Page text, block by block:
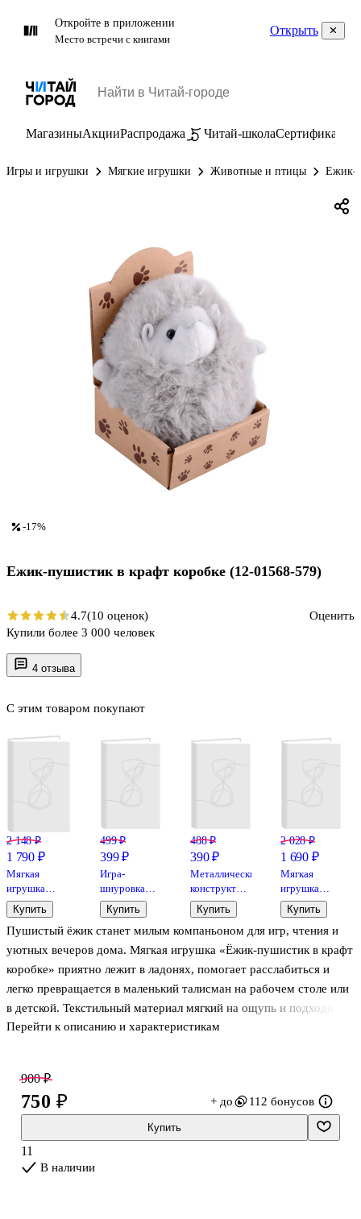
Откройте в приложении
Место встречи с книгами
Открыть
МагазиныАкцииРаспродажа Читай-школаСертификаты
Игры и игрушки Мягкие игрушки Животные и птицы Ежик-
4 отзыва
Пушистый ёжик станет милым компаньоном для игр, чтения и
уютных вечеров дома. Мягкая игрушка «Ёжик-пушистик в крафт
коробке» приятно лежит в ладонях, помогает расслабиться и
легко превращается в маленький талисман на рабочем столе или
в детской. Текстильный материал мягкий на ощупь и подходит
для бережных объятий. Крафт-коробка делает игрушку
порадует и ребёнка, и взрослого любителя зверят.
Перейти к описанию и характеристикам
С этим товаром покупают
2 148 ₽
1 790 ₽
Мягкая
игрушка
Пингвинчик
(35х35) (12-
F1-76-SP16)
Купить
499 ₽
399 ₽
Игра-
шнуровка
«Оленёнок»
Купить
488 ₽
390 ₽
Металлический
конструктор
«Погрузчик»,
Десятое
королевство
Купить
2 028 ₽
1 690 ₽
Мягкая
игрушка
"Котик
пятнистый",
30см
Купить
-17%
Ежик-пушистик в крафт коробке (12-01568-579)
4.7(10 оценок)
Оценить
Купили более 3 000 человек
900 ₽
750 ₽ + до 112 бонусов
Купить
11
В наличии